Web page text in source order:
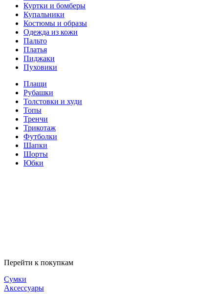
Куртки и бомберы
Купальники
Костюмы и образы
Одежда из кожи
Пальто
Платья
Пиджаки
Пуховики
Плащи
Рубашки
Толстовки и худи
Топы
Тренчи
Трикотаж
Футболки
Шапки
Шорты
Юбки
Перейти к покупкам
Сумки
Аксессуары